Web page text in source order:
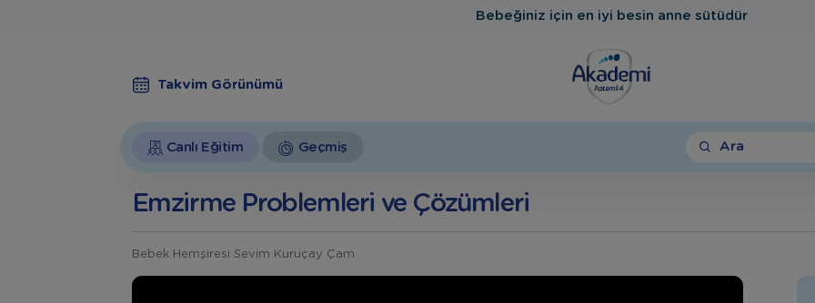
Bebeğiniz için en iyi besin anne sütüdür
Takvim Görünümü
Canlı Eğitim Geçmiş Ara
Emzirme Problemleri ve Çözümleri
Bebek Hemşiresi Sevim Kuruçay Çam